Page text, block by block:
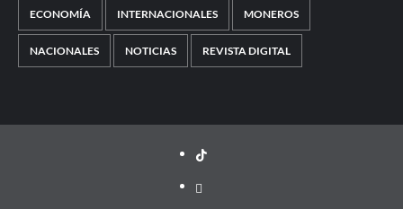
ECONOMÍA INTERNACIONALES MONEROS
NACIONALES NOTICIAS REVISTA DIGITAL
TikTok
threads